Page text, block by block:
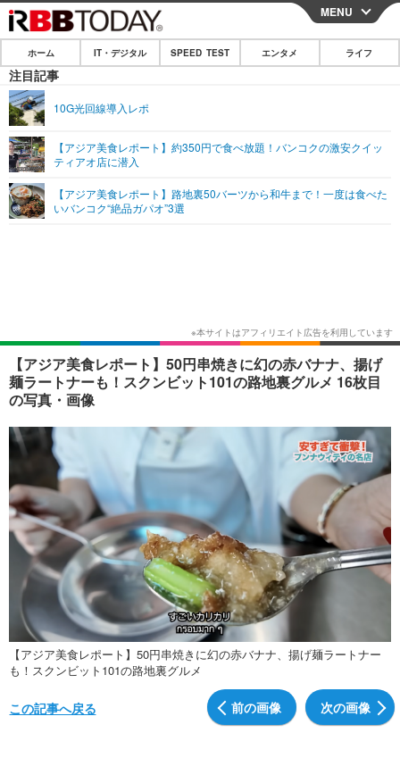
CLOSE
ホーム
IT・デジタル
ネタ
ショッピング その他
SPEED TEST
エンタメ
エンタメTOP
ショッピング その他
ライフ
MENU
ホーム IT・デジタル SPEED TEST エンタメ ライフ
注目記事
10G光回線導入レポ
【アジア美食レポート】約350円で食べ放題！バンコクの激安クイッ
ティアオ店に潜入
【アジア美食レポート】路地裏50バーツから和牛まで！一度は食べた
いバンコク“絶品ガパオ”3選
【アジア美食レポート】50円串焼きに幻の赤バナナ、揚げ
麺ラートナーも！スクンビット101の路地裏グルメ 16枚目
の写真・画像
【アジア美食レポート】50円串焼きに幻の赤バナナ、揚げ麺ラートナー
も！スクンビット101の路地裏グルメ
前の画像 次の画像
この記事へ戻る